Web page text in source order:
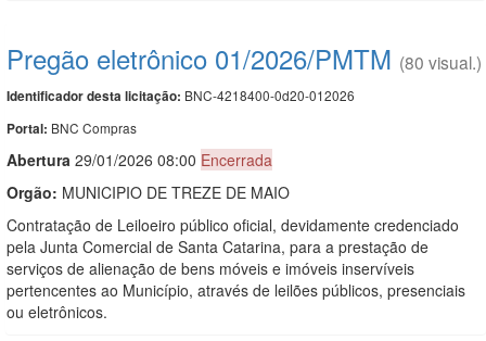
Pregão eletrônico 01/2026/PMTM (80 visual.)
Identificador desta licitação: BNC-4218400-0d20-012026
Portal: BNC Compras
Abertura 29/01/2026 08:00 Encerrada
Orgão: MUNICIPIO DE TREZE DE MAIO
Contratação de Leiloeiro público oficial, devidamente credenciado
pela Junta Comercial de Santa Catarina, para a prestação de
serviços de alienação de bens móveis e imóveis inservíveis
pertencentes ao Município, através de leilões públicos, presenciais
ou eletrônicos.